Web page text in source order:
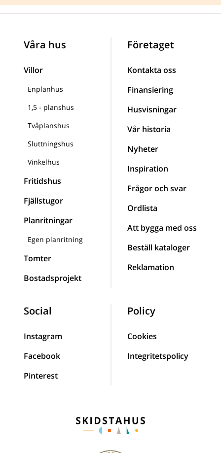
Våra hus
Villor
Enplanhus
1,5 - planshus
Tvåplanshus
Sluttningshus
Vinkelhus
Fritidshus
Fjällstugor
Planritningar
Egen planritning
Tomter
Bostadsprojekt
Företaget
Kontakta oss
Finansiering
Husvisningar
Vår historia
Nyheter
Inspiration
Frågor och svar
Ordlista
Att bygga med oss
Beställ kataloger
Reklamation
Social
Instagram
Facebook
Pinterest
Policy
Cookies
Integritetspolicy